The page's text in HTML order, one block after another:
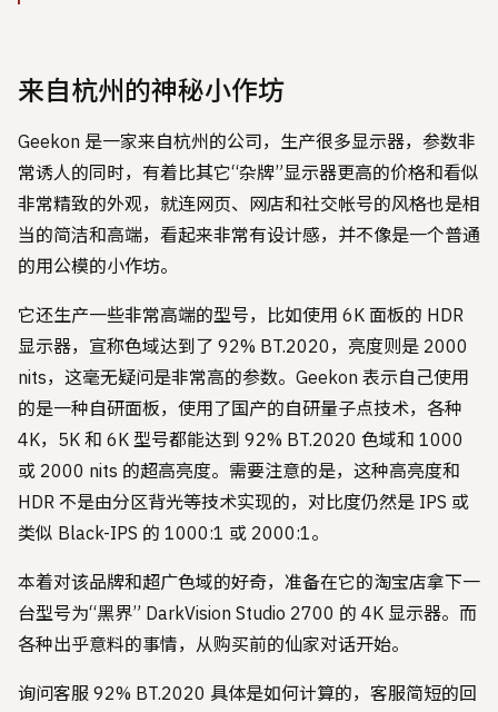
来自杭州的神秘小作坊
Geekon 是一家来自杭州的公司，生产很多显示器，参数非
常诱人的同时，有着比其它“杂牌”显示器更高的价格和看似
非常精致的外观，就连网页、网店和社交帐号的风格也是相
当的简洁和高端，看起来非常有设计感，并不像是一个普通
的用公模的小作坊。
它还生产一些非常高端的型号，比如使用 6K 面板的 HDR
显示器，宣称色域达到了 92% BT.2020，亮度则是 2000
nits，这毫无疑问是非常高的参数。Geekon 表示自己使用
的是一种自研面板，使用了国产的自研量子点技术，各种
4K，5K 和 6K 型号都能达到 92% BT.2020 色域和 1000
或 2000 nits 的超高亮度。需要注意的是，这种高亮度和
HDR 不是由分区背光等技术实现的，对比度仍然是 IPS 或
类似 Black-IPS 的 1000:1 或 2000:1。
本着对该品牌和超广色域的好奇，准备在它的淘宝店拿下一
台型号为“黑界” DarkVision Studio 2700 的 4K 显示器。而
各种出乎意料的事情，从购买前的仙家对话开始。
询问客服 92% BT.2020 具体是如何计算的，客服简短的回